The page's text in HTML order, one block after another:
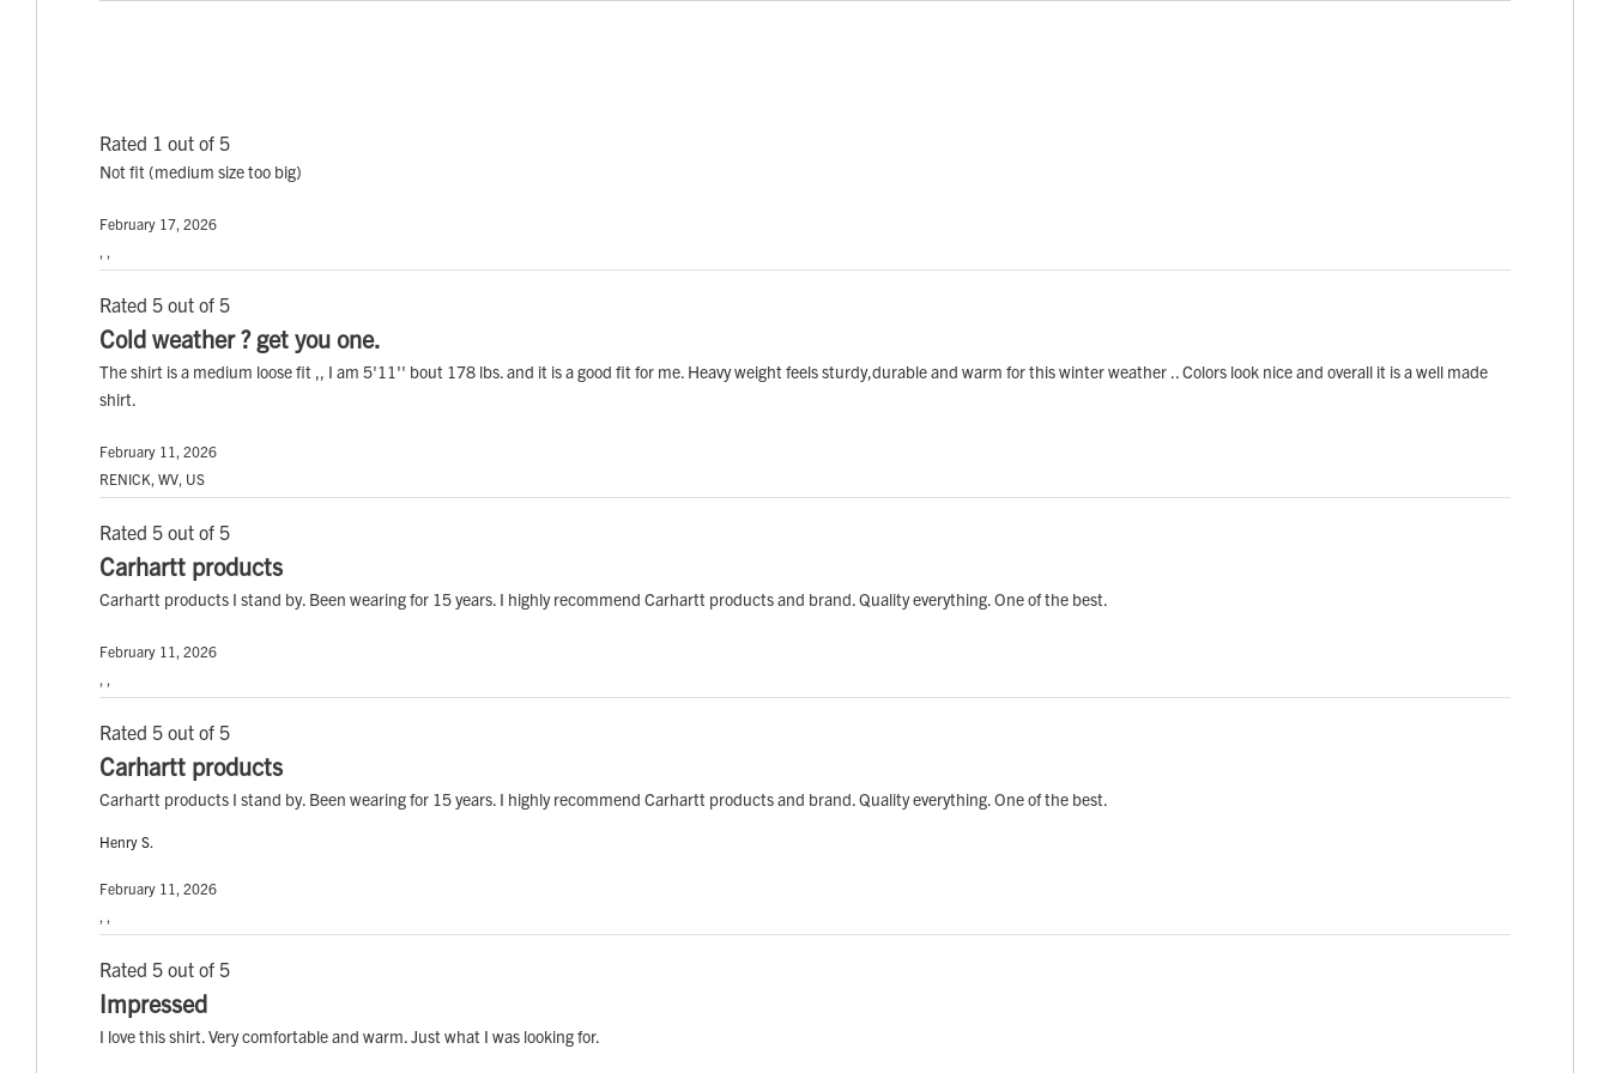
Rated 1 out of 5
Not fit (medium size too big)
February 17, 2026
Rated 5 out of 5
Cold weather ? get you one.
The shirt is a medium loose fit ,, I am 5'11'' bout 178 lbs. and it is a good fit for me. Heavy weight feels sturdy,durable and warm for this winter weather .. Colors look nice and overall it is a well made
shirt.
February 11, 2026
RENICK, WV, US
Rated 5 out of 5
Carhartt products
Carhartt products I stand by. Been wearing for 15 years. I highly recommend Carhartt products and brand. Quality everything. One of the best.
February 11, 2026
Rated 5 out of 5
Carhartt products
Carhartt products I stand by. Been wearing for 15 years. I highly recommend Carhartt products and brand. Quality everything. One of the best.
Henry S.
February 11, 2026
Rated 5 out of 5
Impressed
I love this shirt. Very comfortable and warm. Just what I was looking for.